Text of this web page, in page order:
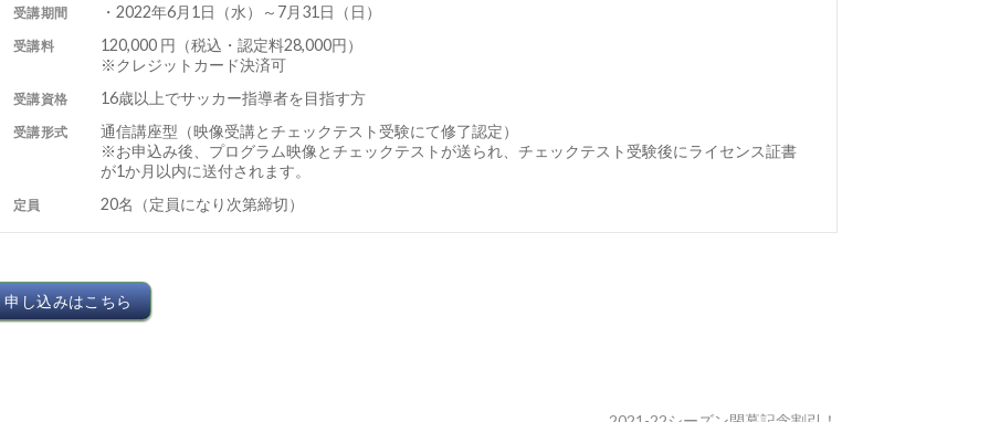
受講期間 ・2022年6月1日（水）～7月31日（日）
受講料
120,000 円（税込・認定料28,000円）
※クレジットカード決済可
受講資格 16歳以上でサッカー指導者を目指す方
受講形式
通信講座型（映像受講とチェックテスト受験にて修了認定）
※お申込み後、プログラム映像とチェックテストが送られ、チェックテスト受験後にライセンス証書
が1か月以内に送付されます。
定員 20名（定員になり次第締切）
申し込みはこちら